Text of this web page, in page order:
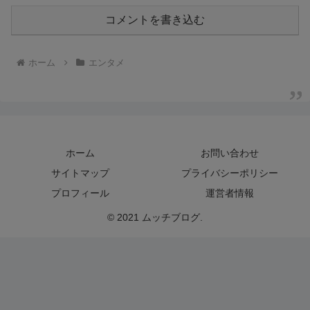
コメントを書き込む
ホーム エンタメ
ホーム
お問い合わせ
サイトマップ
プライバシーポリシー
プロフィール
運営者情報
© 2021 ムッチブログ.